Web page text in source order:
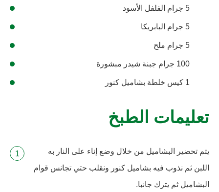
5 جرام الفلفل الأسود
5 جرام البابريكا
5 جرام ملح
100 جرام جبنة شيدر مبشورة
1 كيس خلطة بشاميل كنور
تعليمات الطبخ
يتم تحضير البشاميل من خلال وضع إناء على النار به
اللبن ثم نذوب فيه بشاميل كنور ونقلب حتي تجانس قوام
البشاميل ثم يترك جانبا.